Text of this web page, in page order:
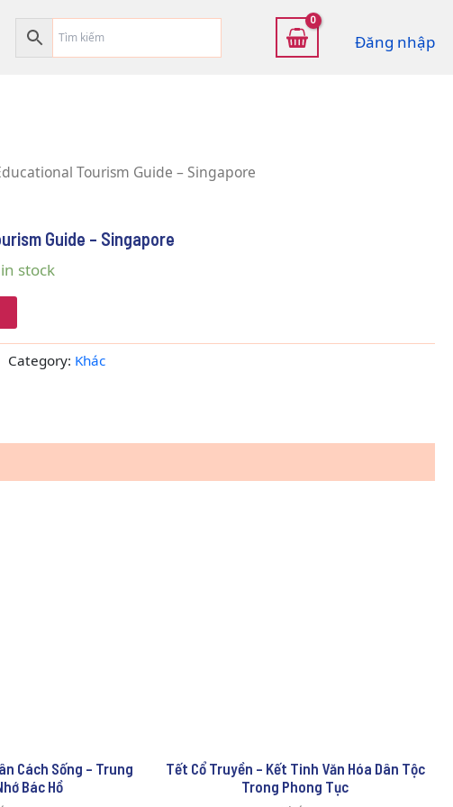
Đăng nhập
Tourism Guide – Singapore
Guide – Singapore
stock
Category: Khác
Cách Sống – Trung
Bác Hồ
Tết Cổ Truyền – Kết Tinh Văn Hóa Dân Tộc
Trong Phong Tục